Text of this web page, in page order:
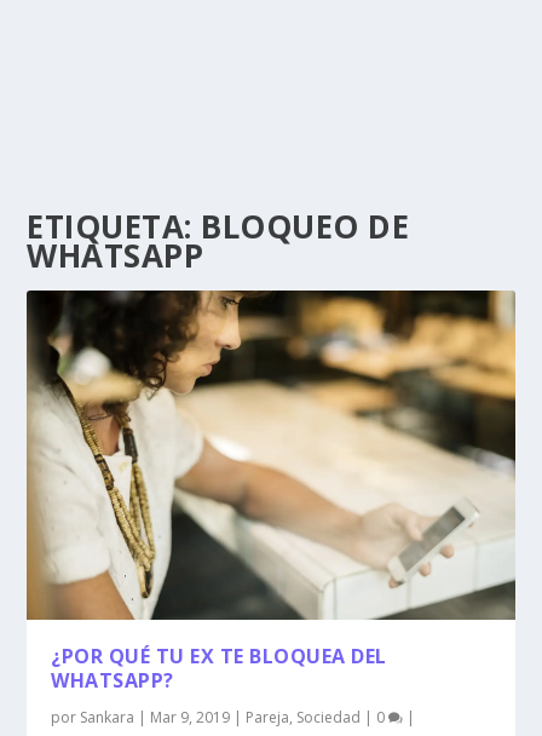
ETIQUETA: BLOQUEO DE
WHATSAPP
¿POR QUÉ TU EX TE BLOQUEA DEL
WHATSAPP?
por Sankara | Mar 9, 2019 | Pareja, Sociedad | 0 |